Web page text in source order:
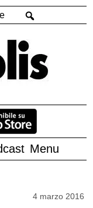
Menu
4 marzo 2016